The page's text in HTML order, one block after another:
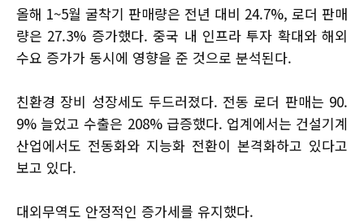
올해 1~5월 굴착기 판매량은 전년 대비 24.7%, 로더 판매
량은 27.3% 증가했다. 중국 내 인프라 투자 확대와 해외
수요 증가가 동시에 영향을 준 것으로 분석된다.
친환경 장비 성장세도 두드러졌다. 전동 로더 판매는 90.
9% 늘었고 수출은 208% 급증했다. 업계에서는 건설기계
산업에서도 전동화와 지능화 전환이 본격화하고 있다고
보고 있다.
대외무역도 안정적인 증가세를 유지했다.